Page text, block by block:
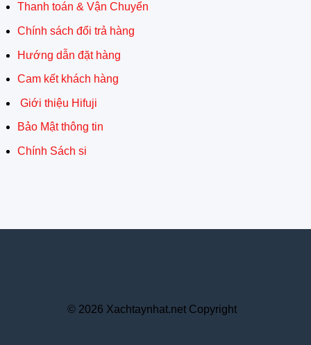
Thanh toán & Vận Chuyển
Chính sách đổi trả hàng
Hướng dẫn đặt hàng
Cam kết khách hàng
Giới thiệu Hifuji
Bảo Mật thông tin
Chính Sách si
© 2026 Xachtaynhat.net Copyright